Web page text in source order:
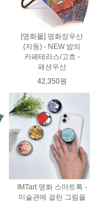
[명화몰] 명화장우산
(자동) - NEW 밤의
카페테라스/고흐 -
패션우산
42,350원
IMTart 명화 스마트톡 -
미술관에 걸린 그림을